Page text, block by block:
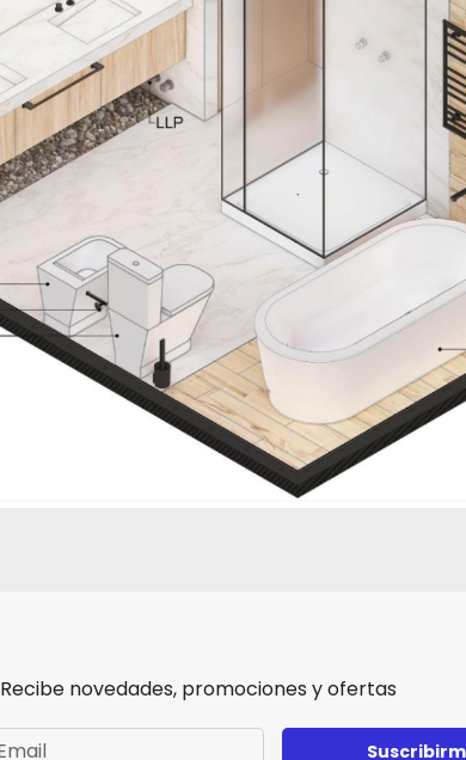
Recibe novedades, promociones y ofertas